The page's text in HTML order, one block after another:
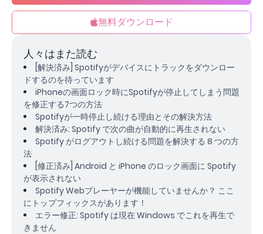
無料ダウンロード
人々はまた読む
[解決済み] Spotifyがデバイスにトラックをダウンロー
ドするのを待っています
iPhoneの画面ロック時にSpotifyが停止してしまう問題
を修正する7つの方法
Spotifyが一時停止し続ける理由とその解決方法
解決済み: Spotify で次の曲が自動的に再生されない
Spotify がログアウトし続ける問題を解決する 8 つの方
法
[修正済み] Android と iPhone のロック画面に Spotify
が表示されない
Spotify Webプレーヤーが機能していませんか？ ここ
にトップフィックスがあります！
エラー修正: Spotify は現在 Windows でこれを再生で
きません